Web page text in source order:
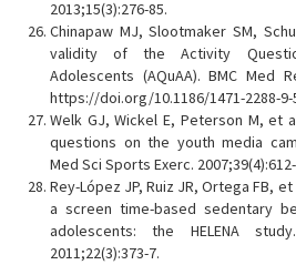
2013;15(3):276-85.
Chinapaw MJ, Slootmaker SM,
validity of the Activity
Adolescents (AQuAA). BMC Med
https://doi.org/10.1186/1471-2288-9-
Welk GJ, Wickel E, Peterson M, et
questions on the youth media
Med Sci Sports Exerc.
Rey-López JP, Ruiz JR, Ortega FB,
a screen time-based sedentary
adolescents: the HELENA
2011;22(3):373-7.